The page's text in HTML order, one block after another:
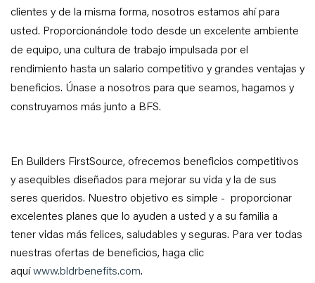
clientes y de la misma forma, nosotros estamos ahí para
usted. Proporcionándole todo desde un excelente ambiente
de equipo, una cultura de trabajo impulsada por el
rendimiento hasta un salario competitivo y grandes ventajas y
beneficios. Únase a nosotros para que seamos, hagamos y
construyamos más junto a BFS.
En Builders FirstSource, ofrecemos beneficios competitivos
y asequibles diseñados para mejorar su vida y la de sus
seres queridos. Nuestro objetivo es simple - proporcionar
excelentes planes que lo ayuden a usted y a su familia a
tener vidas más felices, saludables y seguras. Para ver todas
nuestras ofertas de beneficios, haga clic
aquíwww.bldrbenefits.com.